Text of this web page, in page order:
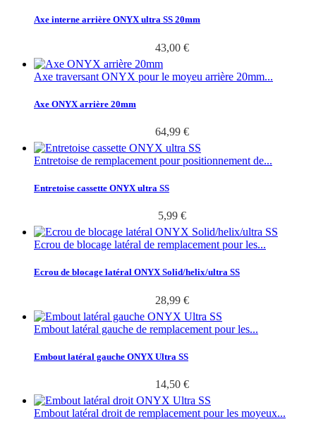
Axe interne arrière ONYX ultra SS 20mm
43,00 €
Axe traversant ONYX pour le moyeu arrière 20mm...
Axe ONYX arrière 20mm
64,99 €
Entretoise de remplacement pour positionnement de...
Entretoise cassette ONYX ultra SS
5,99 €
Ecrou de blocage latéral de remplacement pour les...
Ecrou de blocage latéral ONYX Solid/helix/ultra SS
28,99 €
Embout latéral gauche de remplacement pour les...
Embout latéral gauche ONYX Ultra SS
14,50 €
Embout latéral droit de remplacement pour les moyeux...